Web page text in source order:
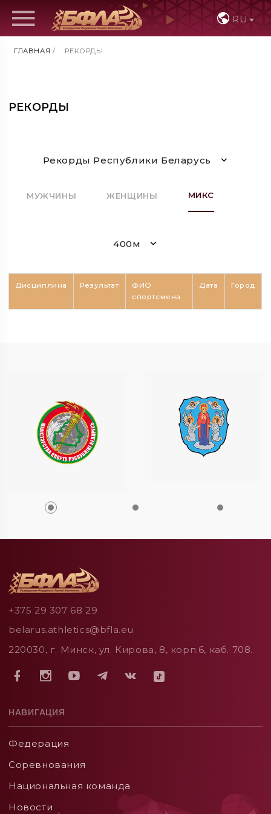
RU
ГЛАВНАЯ / РЕКОРДЫ
РЕКОРДЫ
Рекорды Республики Беларусь
МУЖЧИНЫ ЖЕНЩИНЫ МИКС
400м
Дисциплина Результат
ФИО
спортсмена
Дата Город
+375 29 307 68 29
belarus.athletics@bfla.eu
220030, г. Минск, ул. Кирова, 8, корп.6, каб. 708.
НАВИГАЦИЯ
Федерация
Соревнования
Национальная команда
Новости